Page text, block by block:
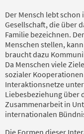
Der Mensch lebt
Gesellschaft, die über
Familie bezeichnen.
Menschen stellen,
braucht dazu
Da Menschen viele
sozialer
Interaktionsnetze
Liebesbeziehung über
Zusammenarbeit in
internationalen